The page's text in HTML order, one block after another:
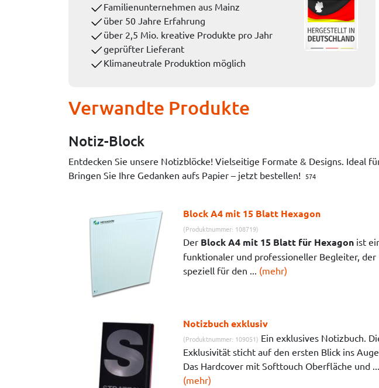
Familienunternehmen aus Mainz
über 50 Jahre Erfahrung
über 2,5 Mio. kreative Produkte pro Jahr
geprüfter Lieferant
Klimaneutrale Produktion möglich
Verwandte Produkte
Notiz-Block
Entdecken Sie unsere Notizblöcke! Vielseitige Formate & Designs. Ideal
Bringen Sie Ihre Gedanken aufs Papier – jetzt bestellen!
574
Block A4 mit 15 Blatt Hexagon
(Produktnummer: 108719)
Der Block A4 mit 15 Blatt für Hexagonist
funktionaler und professioneller Begleiter, der
speziell für den ... (mehr)
Notizbuch exklusiv
(Produktnummer: 109051) Ein exklusives Notizbuch.
Exklusivität sticht auf den ersten Blick ins
Das Hardcover mit Softtouch Oberfläche und ...
(mehr)